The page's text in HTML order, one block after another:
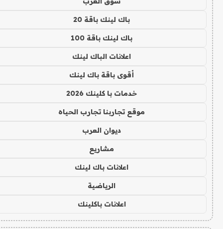
باك لينك باقة 20
باك لينك باقة 100
اعلانات الباك لينك
أقوى باقة باك لينك
خدمات با كلينك 2026
موقع تجاربنا تجارب الحياه
ديوان العرب
مشاريع
اعلانات باك لينك
الرياضية
اعلانات باكلينك